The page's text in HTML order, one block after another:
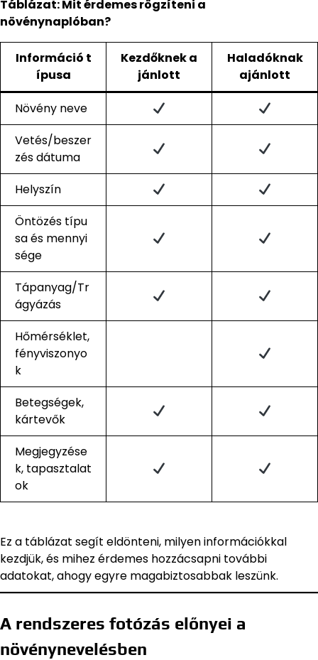
Táblázat: Mit érdemes rögzíteni a
növénynaplóban?
Információ t
ípusa
Kezdőknek a
jánlott
Haladóknak
ajánlott
Növény neve
Vetés/beszer
zés dátuma
Helyszín
Öntözés típu
sa és mennyi
sége
Tápanyag/Tr
ágyázás
Hőmérséklet,
fényviszonyo
k
Betegségek,
kártevők
Megjegyzése
k, tapasztalat
ok
Ez a táblázat segít eldönteni, milyen információkkal
kezdjük, és mihez érdemes hozzácsapni további
adatokat, ahogy egyre magabiztosabbak leszünk.
A rendszeres fotózás előnyei a
növénynevelésben